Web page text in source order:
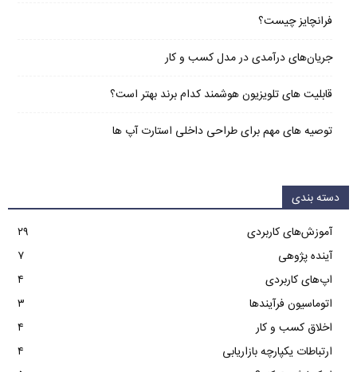
فرانچایز چیست؟
جریان‌های درآمدی در مدل کسب و کار
قابلیت های تلویزیون هوشمند کدام برند بهتر است؟
توصیه های مهم برای طراحی داخلی استارت آپ‌ ها
دسته بندی
آموزش‌های کاربردی
۲۹
آینده پژوهی
۷
اپ‌های کاربردی
۴
اتوماسیون فرآیندها
۳
اخلاق کسب و کار
۴
ارتباطات یکپارچه بازاریابی
۴